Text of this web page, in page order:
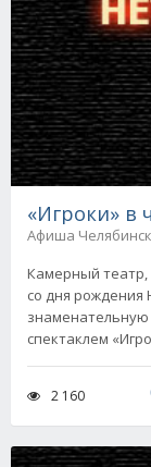
«Игроки» в
Афиша
Камерный театр,
со дня рождения
спектаклем
2 160